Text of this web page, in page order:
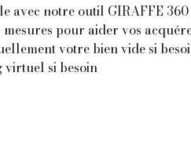
avec notre outil GIRAFFE 360
pour aider vos
votre bien vide si
virtuel si besoin